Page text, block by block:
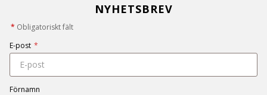
NYHETSBREV
* Obligatoriskt fält
E-post *
Förnamn